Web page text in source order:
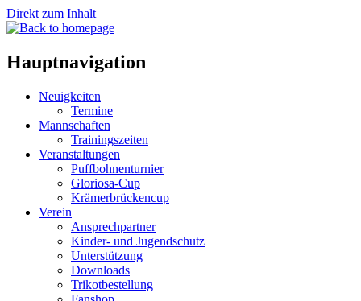
Direkt zum Inhalt
Hauptnavigation
Neuigkeiten
Termine
Mannschaften
Trainingszeiten
Veranstaltungen
Puffbohnenturnier
Gloriosa-Cup
Krämerbrückencup
Verein
Ansprechpartner
Kinder- und Jugendschutz
Unterstützung
Downloads
Trikotbestellung